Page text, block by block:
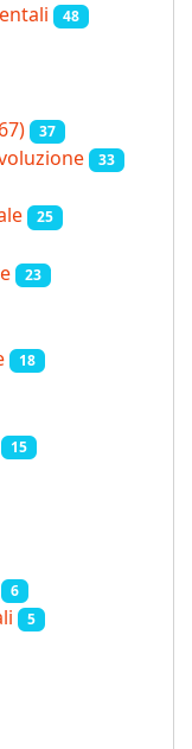
48
37
33
25
23
18
15
6
5